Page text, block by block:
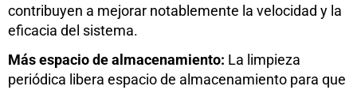
contribuyen a mejorar notablemente la velocidad y la
eficacia del sistema.
Más espacio de almacenamiento: La limpieza
periódica libera espacio de almacenamiento para que